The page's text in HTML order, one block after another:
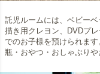
託児ルームには、ベビー
描き用クレヨン、DVDプ
でのお子様を預けられま
瓶・おやつ・おしゃぶり